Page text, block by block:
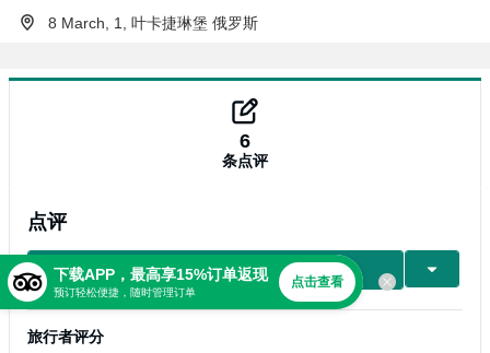
8 March, 1, 叶卡捷琳堡 俄罗斯
6
条点评
点评
写点评
旅行者评分
下载APP，最高享15%订单返现
预订轻松便捷，随时管理订单
点击查看